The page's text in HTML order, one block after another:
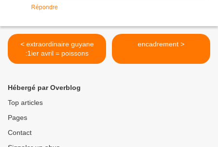
Répondre
< extraordinaire guyane
:1ier avril = poissons
encadrement >
Hébergé par Overblog
Top articles
Pages
Contact